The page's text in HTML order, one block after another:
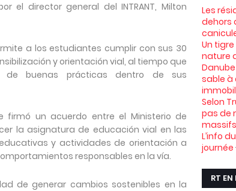
el director general del INTRANT, Milton
a los estudiantes cumplir con sus 30
y orientación vial, al tiempo que
de buenas prácticas dentro de sus
firmó un acuerdo entre el Ministerio de
la asignatura de educación vial en las
y actividades de orientación a
responsables en la vía.
de generar cambios sostenibles en la
Les
dehors
Un
nature
sable à
Selon
pas de
L’info
journée
RT EN